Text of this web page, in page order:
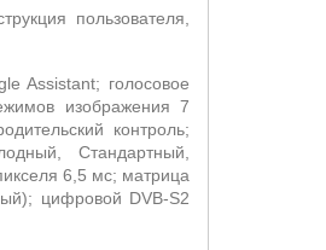
пользователя,
Assistant; голосовое
изображения 7
контроль;
Стандартный,
6,5 мс; матрица
цифровой DVB-S2